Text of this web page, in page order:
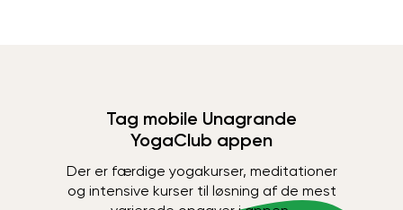
Tag mobile Unagrande
YogaClub appen
Der er færdige yogakurser, meditationer
og intensive kurser til løsning af de mest